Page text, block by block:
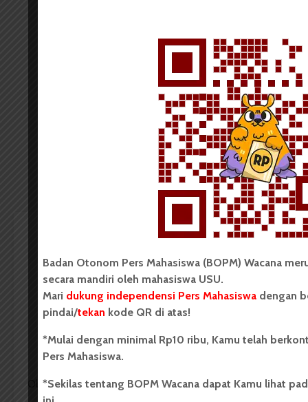
Wacana #Eps4
32:39
RESENSI
Sebuah Keberhasilan
Dwimaster James Wan dan
David Sandberg
Redaksi 1 Februari 2017
185 dilihat
4 menit waktu baca
Oleh:Adinda Zahra Noviyanti
Badan Otonom Pers Mahasiswa (BOPM) Wacana
secara mandiri oleh mahasiswa USU.
Mari dukung independensi Pers Mahasiswadengan
pindai/tekan kode QR di atas!
*Mulai dengan minimal Rp10 ribu, Kamu telah
Pers Mahasiswa.
*Sekilas tentang BOPM Wacana dapat Kamu lihat